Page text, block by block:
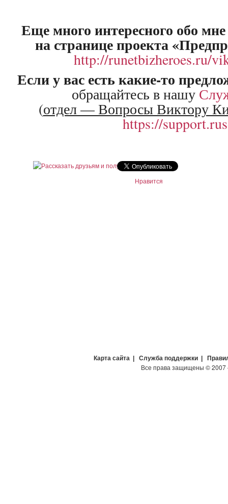
Еще много интересного обо
на странице проекта
http://runetbizheroes.ru/
Если у вас есть какие-то
обращайтесь в нашу
(отдел — Вопросы Виктору
https://
Нравится
Карта сайта | Служба поддержки |
Все права защищены ©2007